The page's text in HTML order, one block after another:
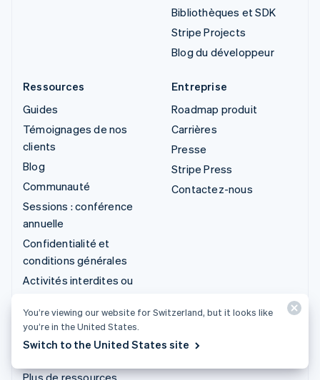
Bibliothèques et SDK
Stripe Projects
Blog du développeur
Ressources
Guides
Témoignages de nos
clients
Blog
Communauté
Sessions : conférence
annuelle
Confidentialité et
conditions générales
Activités interdites ou
Licences
Plus de ressources
Entreprise
Roadmap produit
Carrières
Presse
Stripe Press
Contactez-nous
You’re viewing our website for Switzerland, but it looks like
you’re in the United States.
Switch to the United States site